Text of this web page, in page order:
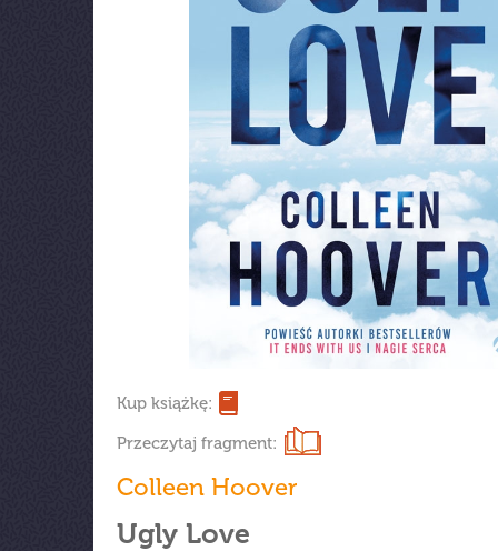
Kup książkę:
Przeczytaj fragment:
Colleen Hoover
Ugly Love